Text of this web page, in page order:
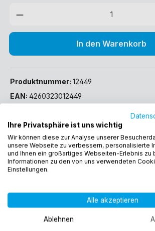
In den Warenkorb
Produktnummer: 12449
EAN: 4260323012449
Beschreibung
Schnellkupplung mit 1/2" Spritzdüse aus
Mengenregulierung und abstellbarer
selbstständi…
Schnellkupplungen mit 1/2"
Ihre Privatsphäre ist uns wichtig
Wir können diese zur Analyse unserer
unsere Webseite zu verbessern, personalisierte
und Ihnen ein großartiges Webseiten-Erlebnis zu
Informationen zu den von uns verwendeten
Einstellungen.
Alle akzeptieren
Ablehnen